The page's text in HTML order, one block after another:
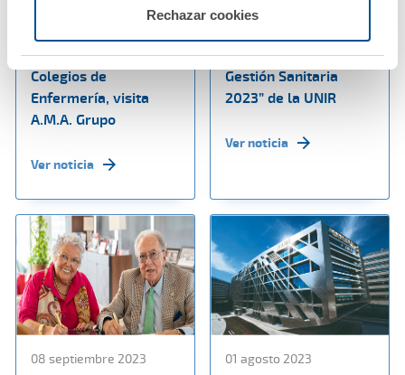
Rechazar cookies
María del Mar García,
presidenta del
Consejo Andaluz de
Colegios de
Enfermería, visita
A.M.A. Grupo
Ver noticia
Raquel Murillo,
Excelencia en la
Gestión Sanitaria
2023” de la UNIR
Ver noticia
08 septiembre 2023 01 agosto 2023